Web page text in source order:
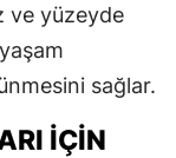
ve yüzeyde
sağlar.
İÇIN